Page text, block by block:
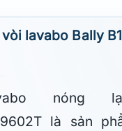
lavabo Bally
nóng
là sản